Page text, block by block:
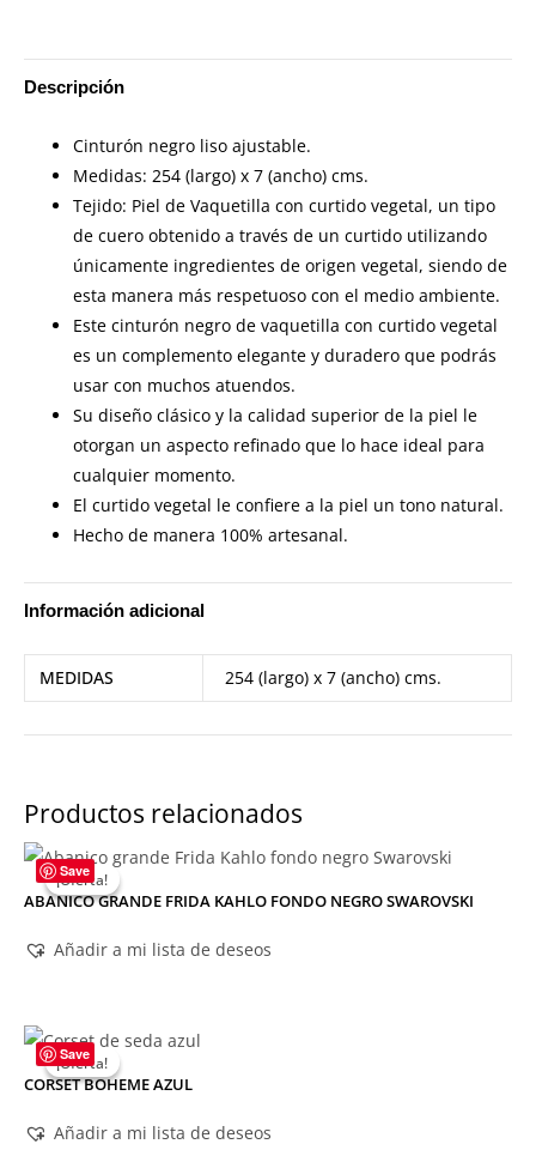
Descripción
Cinturón negro liso ajustable.
Medidas: 254 (largo) x 7 (ancho) cms.
Tejido: Piel de Vaquetilla con curtido vegetal, un tipo
de cuero obtenido a través de un curtido utilizando
únicamente ingredientes de origen vegetal, siendo de
esta manera más respetuoso con el medio ambiente.
Este cinturón negro de vaquetilla con curtido vegetal
es un complemento elegante y duradero que podrás
usar con muchos atuendos.
Su diseño clásico y la calidad superior de la piel le
otorgan un aspecto refinado que lo hace ideal para
cualquier momento.
El curtido vegetal le confiere a la piel un tono natural.
Hecho de manera 100% artesanal.
Información adicional
MEDIDAS 254 (largo) x 7 (ancho) cms.
Productos relacionados
Save
¡Oferta!
¡Oferta!
ABANICO GRANDE FRIDA KAHLO FONDO NEGRO SWAROVSKI
Añadir a mi lista de deseos
Save
¡Oferta!
¡Oferta!
CORSET BOHEME AZUL
Añadir a mi lista de deseos